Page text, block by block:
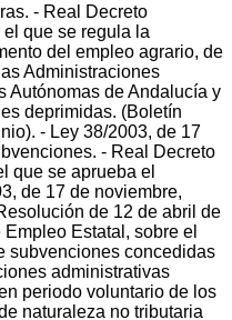
- Real Decreto
que se regula la
del empleo agrario, de
Administraciones
Autónomas de Andalucía y
deprimidas. (Boletín
- Ley 38/2003, de 17
- Real Decreto
que se aprueba el
de 17 de noviembre,
de 12 de abril de
Estatal, sobre el
subvenciones concedidas
administrativas
periodo voluntario de los
naturaleza no tributaria